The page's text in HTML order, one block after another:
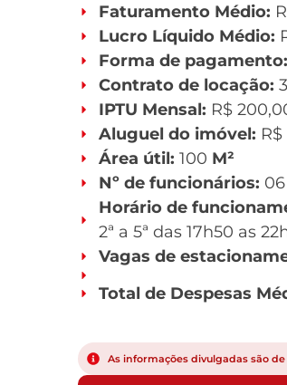
Faturamento Médio:
Lucro Líquido Médio:
Forma de pagamento:
Contrato de locação:
IPTU Mensal: R$
Aluguel do imóvel:
Área útil: 100 M²
Nº de funcionários:
Horário de
2ª a 5ª das 17h50 as
Vagas de
Total de Despesas
As informações divulgadas são